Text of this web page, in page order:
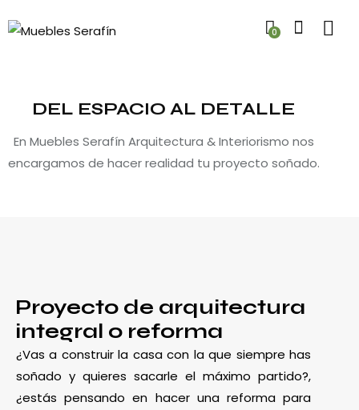
0
DEL ESPACIO AL DETALLE
En Muebles Serafín Arquitectura & Interiorismo nos
encargamos de hacer realidad tu proyecto soñado.
Proyecto de arquitectura
integral o reforma
¿Vas a construir la casa con la que siempre has
soñado y quieres sacarle el máximo partido?,
¿estás pensando en hacer una reforma para